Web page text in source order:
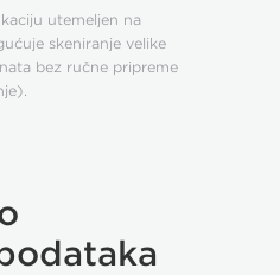
utemeljen na
skeniranje velike
bez ručne pripreme